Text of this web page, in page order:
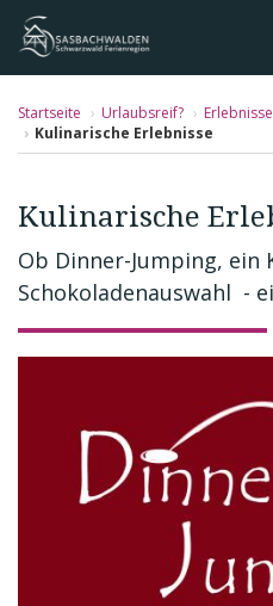
Startseite Urlaubsreif?
Kulinarische Erlebnisse
Kulinarische
Ob Dinner-Jumping, ein
Schokoladenauswahl -